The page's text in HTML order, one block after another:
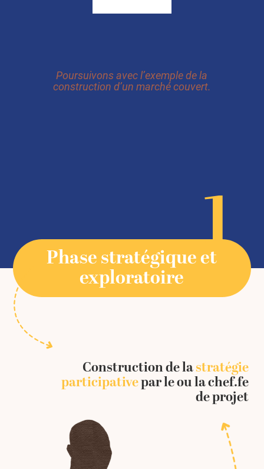
Poursuivons avec l’exemple de la
construction d’un marché couvert.
Phase stratégique et
exploratoire
1
Construction de lastratégie
participativepar le ou la chef.fe
de projet